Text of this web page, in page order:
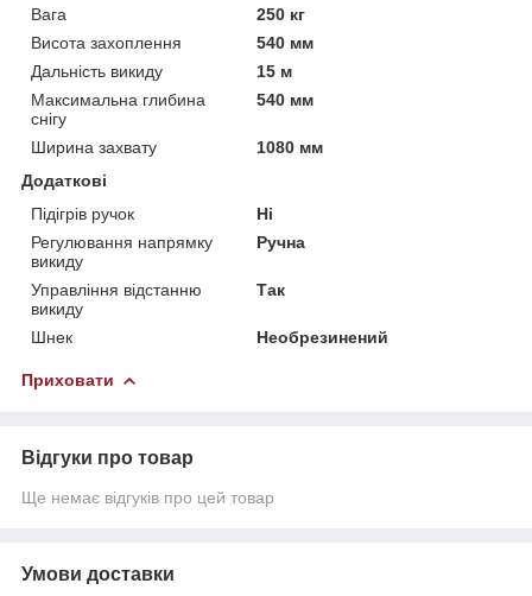
Вага
250 кг
Висота захоплення
540 мм
Дальність викиду
15 м
Максимальна глибина
снігу
540 мм
Ширина захвату
1080 мм
Додаткові
Підігрів ручок
Ні
Регулювання напрямку
викиду
Ручна
Управління відстанню
викиду
Так
Шнек Необрезинений
Приховати
Відгуки про товар
Ще немає відгуків про цей товар
Умови доставки